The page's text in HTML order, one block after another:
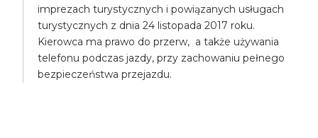
imprezach turystycznych i powiązanych usługach
turystycznych z dnia 24 listopada 2017 roku.
Kierowca ma prawo do przerw, a także używania
telefonu podczas jazdy, przy zachowaniu pełnego
bezpieczeństwa przejazdu.